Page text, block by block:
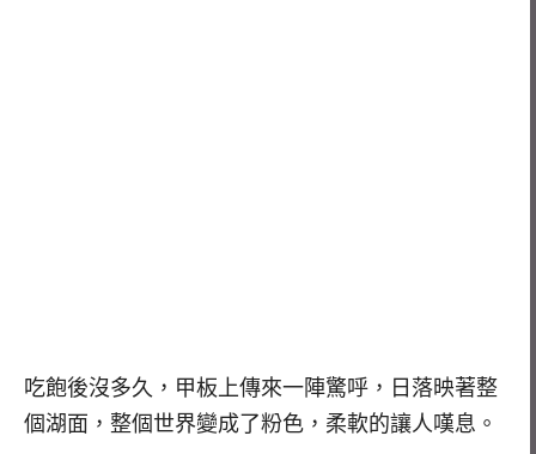
吃飽後沒多久，甲板上傳來一陣驚呼，日落映著整
個湖面，整個世界變成了粉色，柔軟的讓人嘆息。